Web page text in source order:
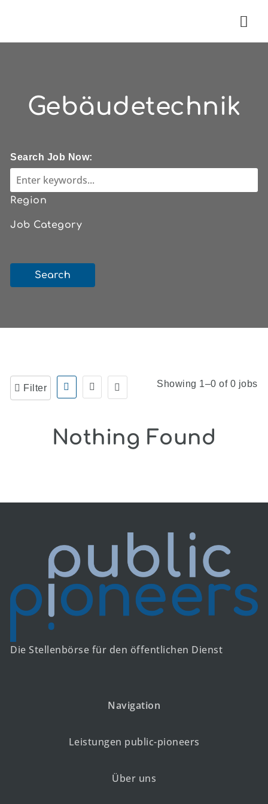
Gebäudetechnik
Search Job Now:
Region
Job Category
Search
Filter Showing 1–0 of 0 jobs
Nothing Found
Die Stellenbörse für den öffentlichen Dienst
Navigation
Leistungen public-pioneers
Über uns